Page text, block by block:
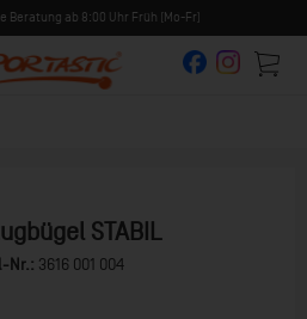
ab 8:00 Uhr Früh (Mo-Fr)
STABIL
Nr.: 3616 001 004